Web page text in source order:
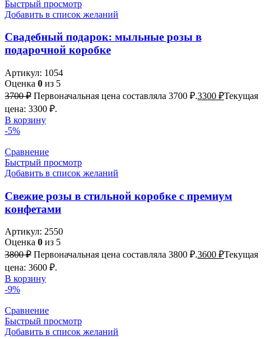
Быстрый просмотр
Добавить в список желаний
Свадебный подарок: мыльные розы в
подарочной коробке
Артикул: 1054
Оценка 0 из 5
3700₽ Первоначальная цена составляла 3700 ₽.3300 ₽Текущая
цена: 3300 ₽.
В корзину
-5%
Сравнение
Быстрый просмотр
Добавить в список желаний
Свежие розы в стильной коробке с премиум
конфетами
Артикул: 2550
Оценка 0 из 5
3800₽ Первоначальная цена составляла 3800 ₽.3600 ₽Текущая
цена: 3600 ₽.
В корзину
-9%
Сравнение
Быстрый просмотр
Добавить в список желаний